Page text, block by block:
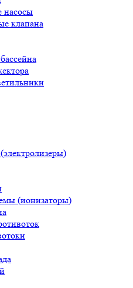
насосы
клапана
(ионизаторы)